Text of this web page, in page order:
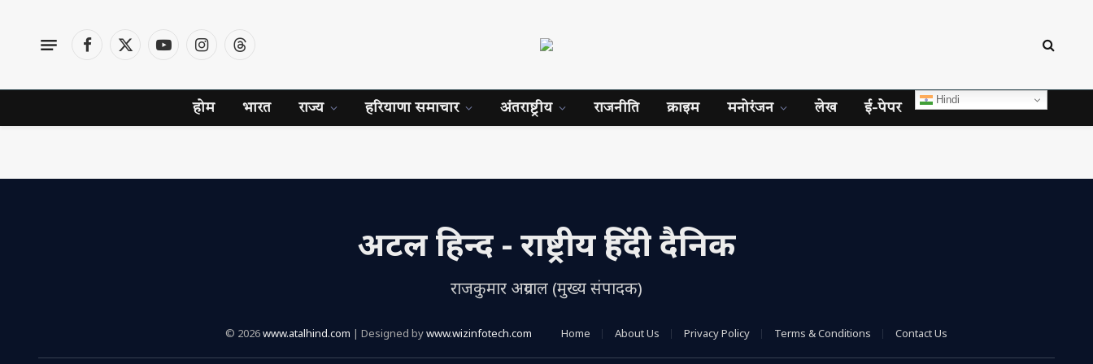
Facebook
X
YouTubeInstagramThreads
होम भारत राज्य हरियाणा समाचार अंतराष्ट्रीय राजनीति क्राइम मनोरंजन लेख ई-पेपर
Hindi
अटल हिन्द - राष्ट्रीय हिंदी दैनिक
राजकुमार अग्रवाल (मुख्य संपादक)
© 2026www.atalhind.com | Designed bywww.wizinfotech.com Home About Us Privacy Policy Terms & Conditions Contact Us